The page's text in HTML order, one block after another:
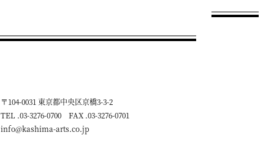
〒104-0031 東京都中央区京橋3-3-2
TEL .03-3276-0700 FAX .03-3276-0701
info@kashima-arts.co.jp